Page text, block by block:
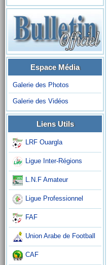
Espace Média
Galerie des Photos
Galerie des Vidéos
Liens Utils
LRF Ouargla
Ligue Inter-Régions
L.N.F Amateur
Ligue Professionnel
FAF
Union Arabe de Football
CAF